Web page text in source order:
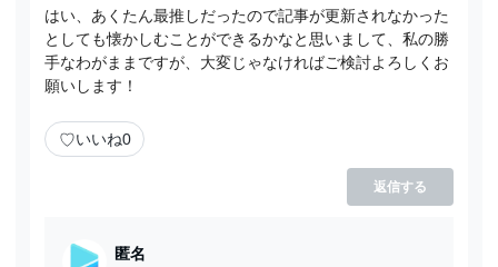
はい、あくたん最推しだったので記事が更新されなかった
としても懐かしむことができるかなと思いまして、私の勝
手なわがままですが、大変じゃなければご検討よろしくお
願いします！
♡いいね0
返信する
匿名